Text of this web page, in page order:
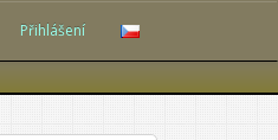
Přihlášení